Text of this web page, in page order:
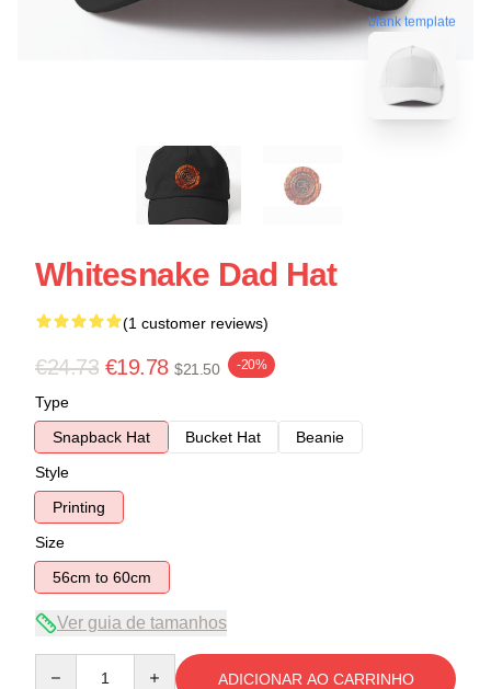
blank template
Whitesnake Dad Hat
(1 customer reviews)
€24.73 €19.78 $21.50 -20%
Type
Snapback Hat
Bucket Hat
Beanie
Style
Printing
Size
56cm to 60cm
Ver guia de tamanhos
ADICIONAR AO CARRINHO